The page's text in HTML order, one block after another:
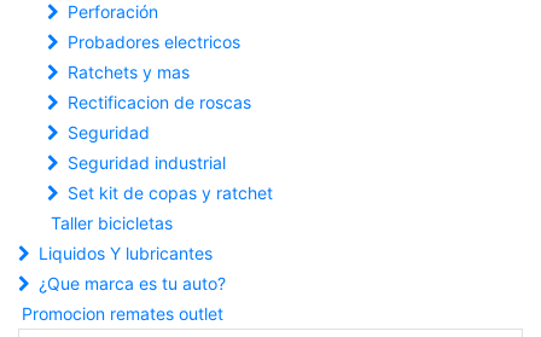
Perforación
Probadores electricos
Ratchets y mas
Rectificacion de roscas
Seguridad
Seguridad industrial
Set kit de copas y ratchet
Taller bicicletas
Liquidos Y lubricantes
¿Que marca es tu auto?
Promocion remates outlet